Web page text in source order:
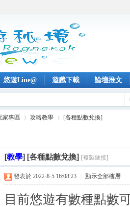
悠遊Line@ 遊戲下載 論壇推文
家專區
›
攻略教學
›
[各種點數兌換]
[教學] [各種點數兌換] [複製鏈接]
發表於 2022-8-5 16:08:23 顯示全部樓層
目前悠遊有數種點數